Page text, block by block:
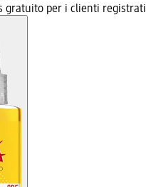
gratuito per i clienti registrati